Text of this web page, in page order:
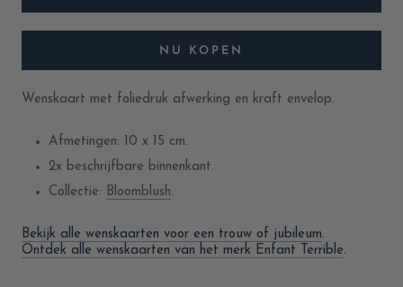
NU KOPEN
Wenskaart met foliedruk afwerking en kraft envelop.
Afmetingen: 10 x 15 cm.
2x beschrijfbare binnenkant.
Collectie: Bloomblush.
Bekijk alle wenskaarten voor een trouw of jubileum.
Ontdek alle wenskaarten van het merk Enfant Terrible.